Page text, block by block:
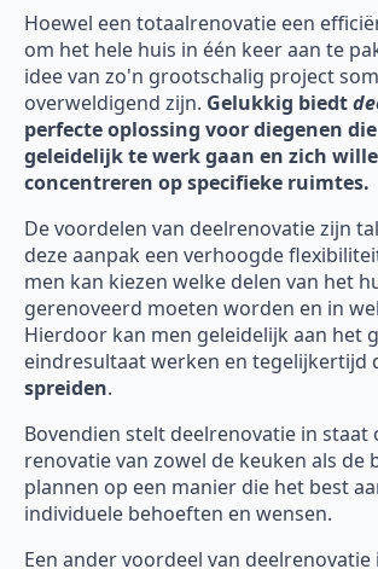
Hoewel een totaalrenovatie een
om het hele huis in één keer aan te
idee van zo'n grootschalig project
overweldigend zijn. Gelukkig biedt
perfecte oplossing voor diegenen
geleidelijk te werk gaan en zich
concentreren op specifieke ruimtes.
De voordelen van deelrenovatie zijn
deze aanpak een verhoogde
men kan kiezen welke delen van het
gerenoveerd moeten worden en in
Hierdoor kan men geleidelijk aan het
eindresultaat werken en tegelijkertijd
spreiden.
Bovendien stelt deelrenovatie in staat
renovatie van zowel de keuken als de
plannen op een manier die het best
individuele behoeften en wensen.
Een ander voordeel van deelrenovatie